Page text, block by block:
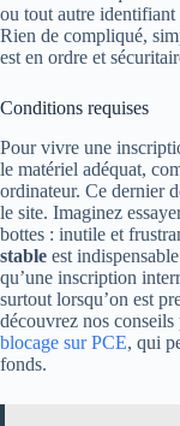
ou tout autre identifiant
Rien de compliqué,
est en ordre et
Conditions requises
Pour vivre une
le matériel adéquat,
ordinateur. Ce dernier
le site. Imaginez
bottes : inutile et
stable est
qu’une inscription
surtout lorsqu’on est
découvrez nos
blocage sur PCE, qui
fonds.